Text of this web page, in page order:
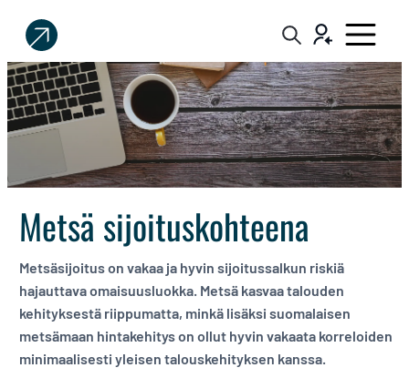
Sijoittaja.fi
Tee
parempia
sijoituspäätöksiä
Metsä sijoituskohteena
Metsäsijoitus on vakaa ja hyvin sijoitussalkun riskiä
hajauttava omaisuusluokka. Metsä kasvaa talouden
kehityksestä riippumatta, minkä lisäksi suomalaisen
metsämaan hintakehitys on ollut hyvin vakaata korreloiden
minimaalisesti yleisen talouskehityksen kanssa.